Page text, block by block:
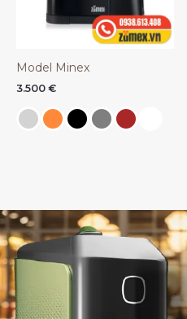
Model Minex
3.500 €